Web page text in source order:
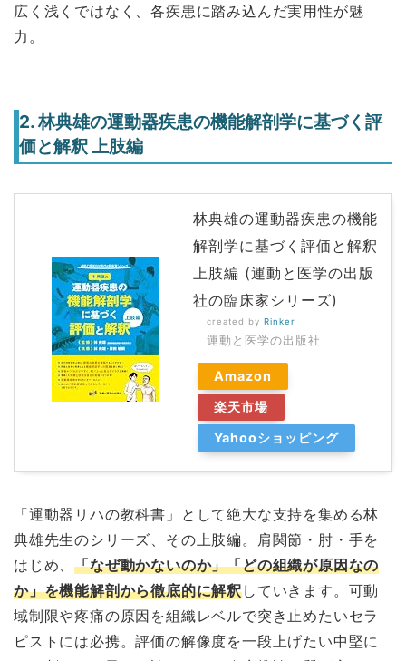
広く浅くではなく、各疾患に踏み込んだ実用性が魅
力。
2. 林典雄の運動器疾患の機能解剖学に基づく評
価と解釈 上肢編
林典雄の運動器疾患の機能
解剖学に基づく評価と解釈
上肢編 (運動と医学の出版
社の臨床家シリーズ)
created by Rinker
運動と医学の出版社
Amazon
楽天市場
Yahooショッピング
「運動器リハの教科書」として絶大な支持を集める林
典雄先生のシリーズ、その上肢編。肩関節・肘・手を
はじめ、「なぜ動かないのか」「どの組織が原因なの
か」を機能解剖から徹底的に解釈していきます。可動
域制限や疼痛の原因を組織レベルで突き止めたいセラ
ピストには必携。評価の解像度を一段上げたい中堅に